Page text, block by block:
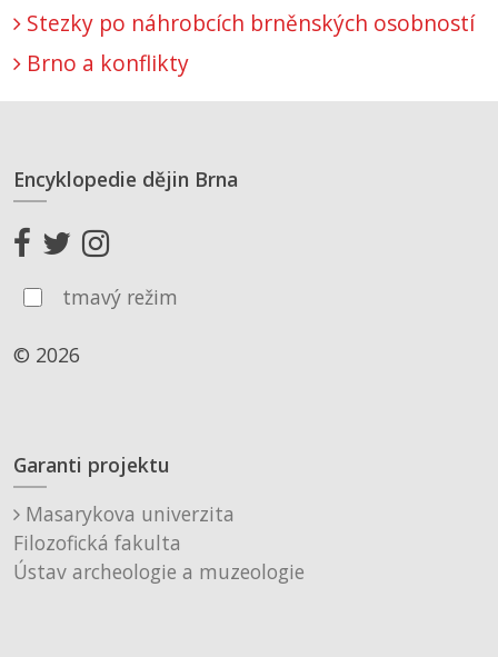
Stezky po náhrobcích brněnských osobností
Brno a konflikty
Encyklopedie dějin Brna
tmavý režim
© 2026
Garanti projektu
Masarykova univerzita
Filozofická fakulta
Ústav archeologie a muzeologie